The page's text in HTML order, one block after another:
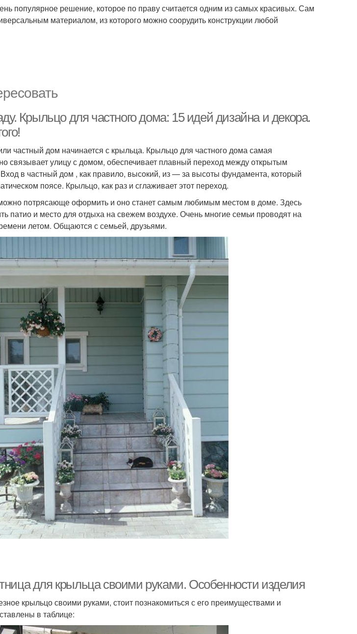
популярное решение, которое по праву считается одним из самых красивых. Сам
материалом, из которого можно соорудить конструкции любой
Крыльцо для частного дома: 15 идей дизайна и декора.
частный дом начинается с крыльца. Крыльцо для частного дома самая
связывает улицу с домом, обеспечивает плавный переход между открытым
в частный дом , как правило, высокий, из — за высоты фундамента, который
поясе. Крыльцо, как раз и сглаживает этот переход.
потрясающе оформить и оно станет самым любимым местом в доме. Здесь
патио и место для отдыха на свежем воздухе. Очень многие семьи проводят на
летом. Общаются с семьей, друзьями.
для крыльца своими руками. Особенности изделия
крыльцо своими руками, стоит познакомиться с его преимуществами и
в таблице: